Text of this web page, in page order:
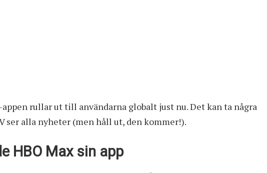
rullar ut till användarna globalt just nu. Det kan ta några
ser alla nyheter (men håll ut, den kommer!).
HBO Max sin app